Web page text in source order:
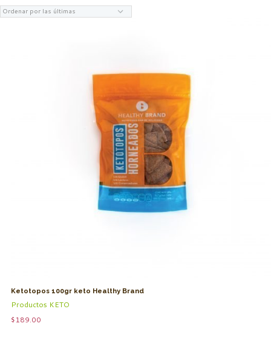
Ketotopos 100gr keto Healthy Brand
Productos KETO
$189.00